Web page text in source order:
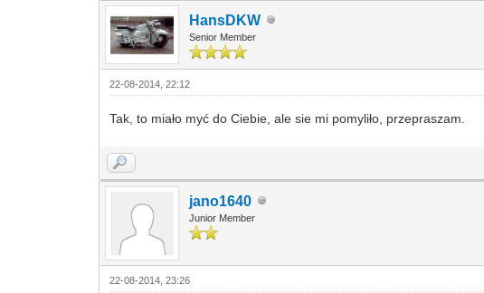
HansDKW
Senior Member
22-08-2014, 22:12
Tak, to miało myć do Ciebie, ale sie mi pomyliło, przepraszam.
jano1640
Junior Member
22-08-2014, 23:26